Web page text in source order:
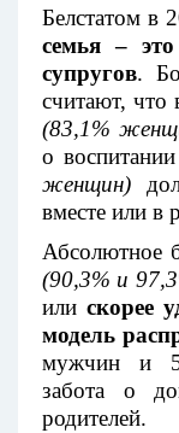
Белстатом в
семья – это
супругов.
считают,
(83,1%
о
женщин)
вместе или в
Абсолютное
(90,3% и
или скорее
модель
мужчин и
забота о
родителей.